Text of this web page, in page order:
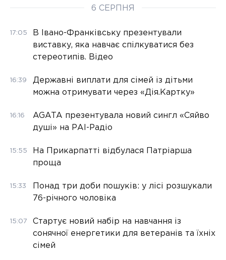
6 СЕРПНЯ
17:05
В Івано-Франківську презентували
виставку, яка навчає спілкуватися без
стереотипів. Відео
16:39
Державні виплати для сімей із дітьми
можна отримувати через «Дія.Картку»
16:16
AGATA презентувала новий сингл «Сяйво
душі» на РАІ-Радіо
15:55
На Прикарпатті відбулася Патріарша
проща
15:33
Понад три доби пошуків: у лісі розшукали
76-річного чоловіка
15:07
Стартує новий набір на навчання із
сонячної енергетики для ветеранів та їхніх
сімей